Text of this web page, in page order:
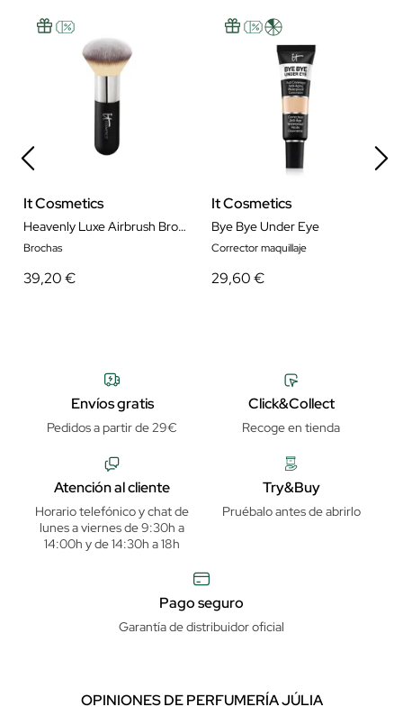
It Cosmetics
Heavenly Luxe Airbrush Bronzer Brush 1
Brochas
39,20 €
It Cosmetics
Bye Bye Under Eye
Corrector maquillaje
29,60 €
Envíos gratis
Pedidos a partir de 29€
Click&Collect
Recoge en tienda
Atención al cliente
Horario telefónico y chat de
lunes a viernes de 9:30h a
14:00h y de 14:30h a 18h
Try&Buy
Pruébalo antes de abrirlo
Pago seguro
Garantía de distribuidor oficial
OPINIONES DE PERFUMERÍA JÚLIA